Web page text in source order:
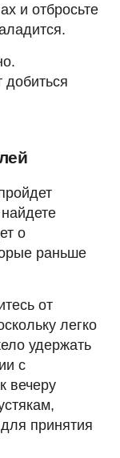
и отбросьте
о
раньше
от
легко
удержать
с
вечеру
принятия